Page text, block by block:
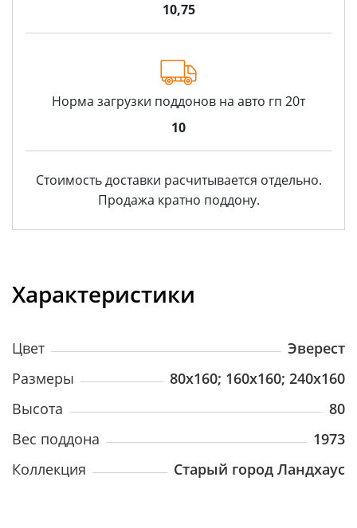
10,75
Норма загрузки поддонов на авто гп 20т
10
Стоимость доставки расчитывается отдельно.
Продажа кратно поддону.
Характеристики
Цвет
Эверест
Размеры
80х160; 160х160; 240х160
Высота
80
Вес поддона
1973
Коллекция
Старый город Ландхаус